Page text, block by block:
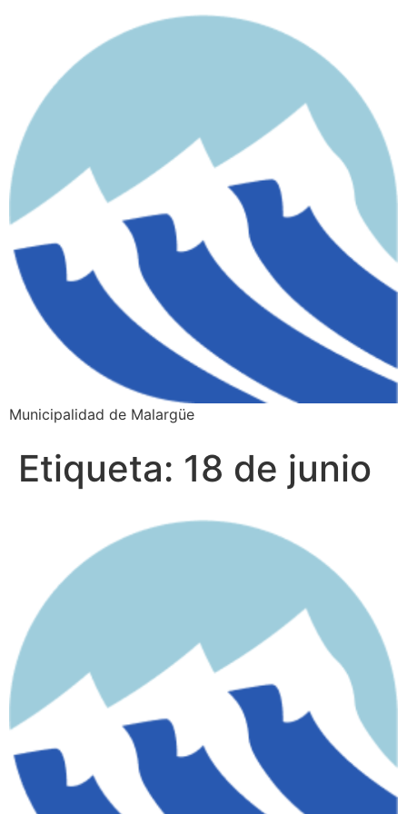
Municipalidad de Malargüe
Etiqueta: 18 de junio